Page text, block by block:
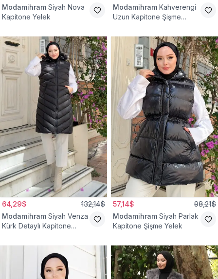
Modamihram Siyah Nova
Kapitone Yelek
Modamihram Kahverengi
Uzun Kapitone Şişme
64,29$ 132,14$
Modamihram Siyah Venza
Kürk Detaylı Kapitone
57,14$ 98,21$
Modamihram Siyah Parlak
Kapitone Şişme Yelek